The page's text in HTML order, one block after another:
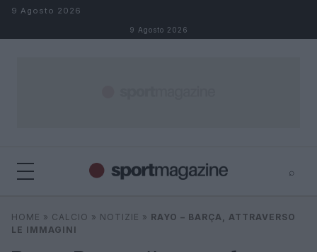
Salta al contenuto
9 Agosto 2026
9 Agosto 2026
⌕
Cerca
⌕ ×
HOME » CALCIO » NOTIZIE » RAYO – BARÇA, ATTRAVERSO
LE IMMAGINI